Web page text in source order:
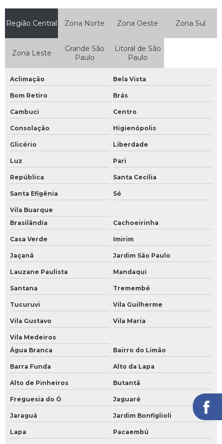
Onde comprar arame recozido
Onde comprar arame recozido no atacado
Preço arame recozido 18
Preço arame recozido kg
Preço de coluna pronta para construção civil
Preço do arame recozido
Preço do arame recozido torcido
Preço kg arame recozido
Sapata para coluna
Sapata para coluna de ferro
Sapata para construção civil
Sapata para construção civil preço
Sapatas para construção preço
Sapatas prontas para construção
Treliça aço
Treliça de ferro 12m preço
Treliça de ferro para coluna
Treliça estrutura metálica
Treliça estrutural
Treliça para coluna de concreto preço
Treliça para construção civil
Treliça para laje
Treliças para construção
Região Central Zona Norte Zona Oeste Zona Sul
Zona Leste
Grande São
Paulo
Litoral de São
Paulo
Aclimação Bela Vista
Bom Retiro Brás
Cambuci Centro
Consolação Higienópolis
Glicério Liberdade
Luz Pari
República Santa Cecília
Santa Efigênia Sé
Vila Buarque
Brasilândia
Cachoeirinha
Casa Verde Imirim
Jaçanã Jardim São Paulo
Lauzane Paulista Mandaqui
Santana Tremembé
Tucuruvi Vila Guilherme
Vila Gustavo Vila Maria
Vila Medeiros
Água Branca
Bairro do Limão
Barra Funda Alto da Lapa
Alto de Pinheiros Butantã
Freguesia do Ó Jaguaré
Jaraguá Jardim Bonfiglioli
Lapa Pacaembú